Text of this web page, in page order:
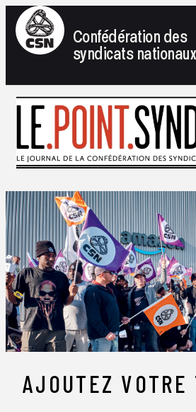
Confédération des
syndicats nationaux
AJOUTEZ VOTRE